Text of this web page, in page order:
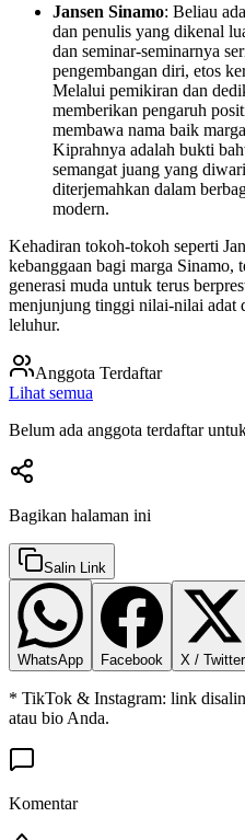
Jansen Sinamo: Beliau
dan penulis yang dikenal
dan seminar-seminarnya
pengembangan diri, etos
Melalui pemikiran dan
memberikan pengaruh
membawa nama baik
Kiprahnya adalah bukti
semangat juang yang
diterjemahkan dalam
modern.
Kehadiran tokoh-tokoh seperti
kebanggaan bagi marga Sinamo,
generasi muda untuk terus
menjunjung tinggi nilai-nilai adat
leluhur.
Anggota Terdaftar
Lihat semua
Belum ada anggota terdaftar
Bagikan halaman ini
Salin Link
WhatsApp Facebook X / Twitter
* TikTok & Instagram: link
atau bio Anda.
Komentar